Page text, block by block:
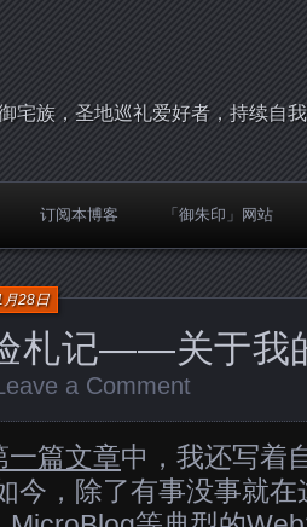
宅族，圣地巡礼爱好者，持续自
订阅本博客 「御朱印」网站
札记——关于我
28日
a Comment
一篇文章中，我还写着
今，除了有事没事就